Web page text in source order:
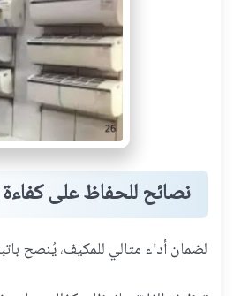
نصائح للحفاظ على
لضمان أداء مثالي للمكيف، يُنصح